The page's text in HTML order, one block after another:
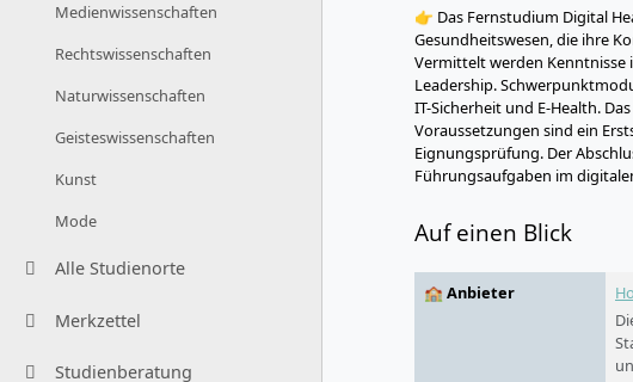
Medienwissenschaften
Rechtswissenschaften
Naturwissenschaften
Geisteswissenschaften
Kunst
Mode
Alle Studienorte
Merkzettel
Studienberatung
👉 Das Fernstudium Digital
Gesundheitswesen, die ihre
Vermittelt werden Kenntnisse
Leadership.
IT-Sicherheit und E-Health.
Voraussetzungen sind ein
Eignungsprüfung. Der
Führungsaufgaben im
Auf einen Blick
🏫 Anbieter